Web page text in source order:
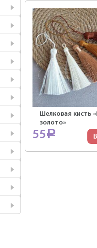
Шелковая кисть
золото»
55Р